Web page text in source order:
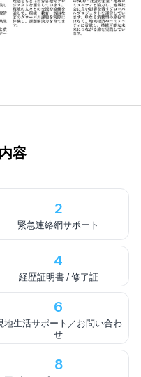
容
2
緊急連絡網サポート
4
経歴証明書 / 修了証
6
地生活サポート／お問い合わ
せ
8